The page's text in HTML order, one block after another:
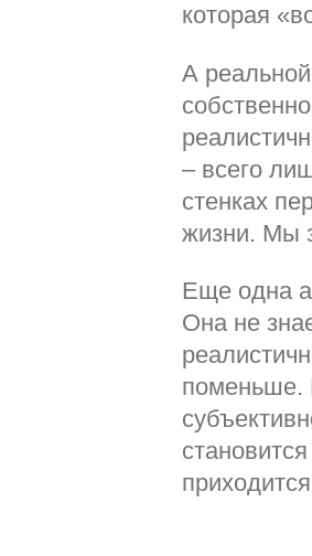
которая
А
– всего
стенках
жизни. Мы
Еще одна
Она не
поменьше.